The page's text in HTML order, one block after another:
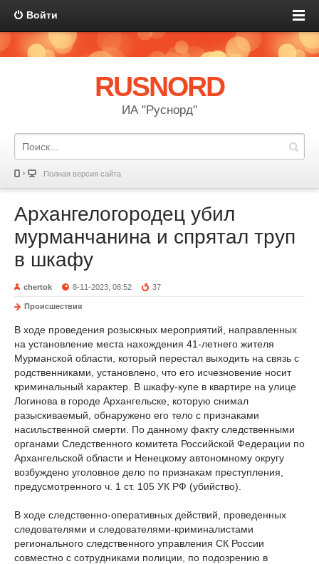
Войти
RUSNORD
ИА "Руснорд"
Полная версия сайта
Архангелогородец убил
мурманчанина и спрятал труп
в шкафу
chertok 8-11-2023, 08:52 37
Происшествия
В ходе проведения розыскных мероприятий, направленных
на установление места нахождения 41-летнего жителя
Мурманской области, который перестал выходить на связь с
родственниками, установлено, что его исчезновение носит
криминальный характер. В шкафу-купе в квартире на улице
Логинова в городе Архангельске, которую снимал
разыскиваемый, обнаружено его тело с признаками
насильственной смерти. По данному факту следственными
органами Следственного комитета Российской Федерации по
Архангельской области и Ненецкому автономному округу
возбуждено уголовное дело по признакам преступления,
предусмотренного ч. 1 ст. 105 УК РФ (убийство).
В ходе следственно-оперативных действий, проведенных
следователями и следователями-криминалистами
регионального следственного управления СК России
совместно с сотрудниками полиции, по подозрению в